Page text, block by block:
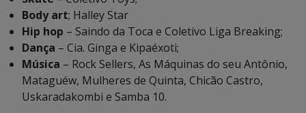
Body art; Halley Star
Hip hop – Saindo da Toca e Coletivo Liga Breaking;
Dança – Cia. Ginga e Kipaéxoti;
Música – Rock Sellers, As Máquinas do seu Antônio,
Mataguéw, Mulheres de Quinta, Chicão Castro,
Uskaradakombi e Samba 10.